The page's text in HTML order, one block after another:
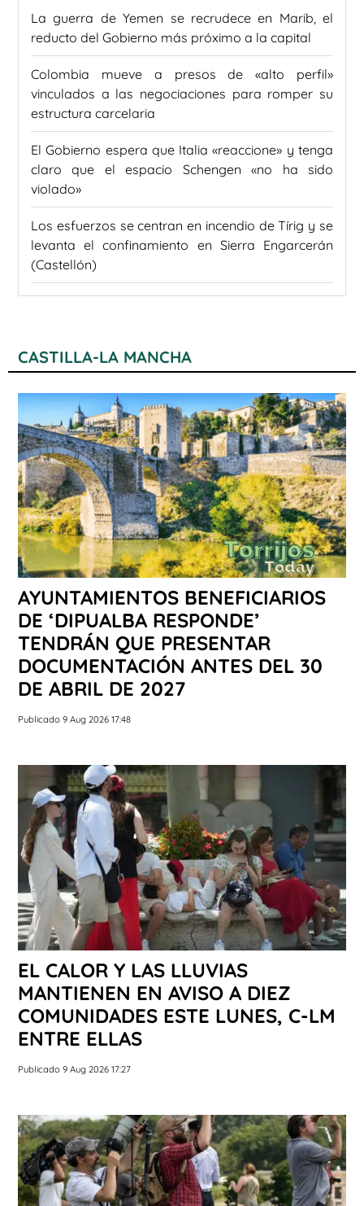
La guerra de Yemen se recrudece en Marib, el
reducto del Gobierno más próximo a la capital
Colombia mueve a presos de «alto perfil»
vinculados a las negociaciones para romper su
estructura carcelaria
El Gobierno espera que Italia «reaccione» y tenga
claro que el espacio Schengen «no ha sido
violado»
Los esfuerzos se centran en incendio de Tírig y se
levanta el confinamiento en Sierra Engarcerán
(Castellón)
CASTILLA-LA MANCHA
AYUNTAMIENTOS BENEFICIARIOS
DE ‘DIPUALBA RESPONDE’
TENDRÁN QUE PRESENTAR
DOCUMENTACIÓN ANTES DEL 30
DE ABRIL DE 2027
Publicado 9 Aug 2026 17:48
EL CALOR Y LAS LLUVIAS
MANTIENEN EN AVISO A DIEZ
COMUNIDADES ESTE LUNES, C-LM
ENTRE ELLAS
Publicado 9 Aug 2026 17:27